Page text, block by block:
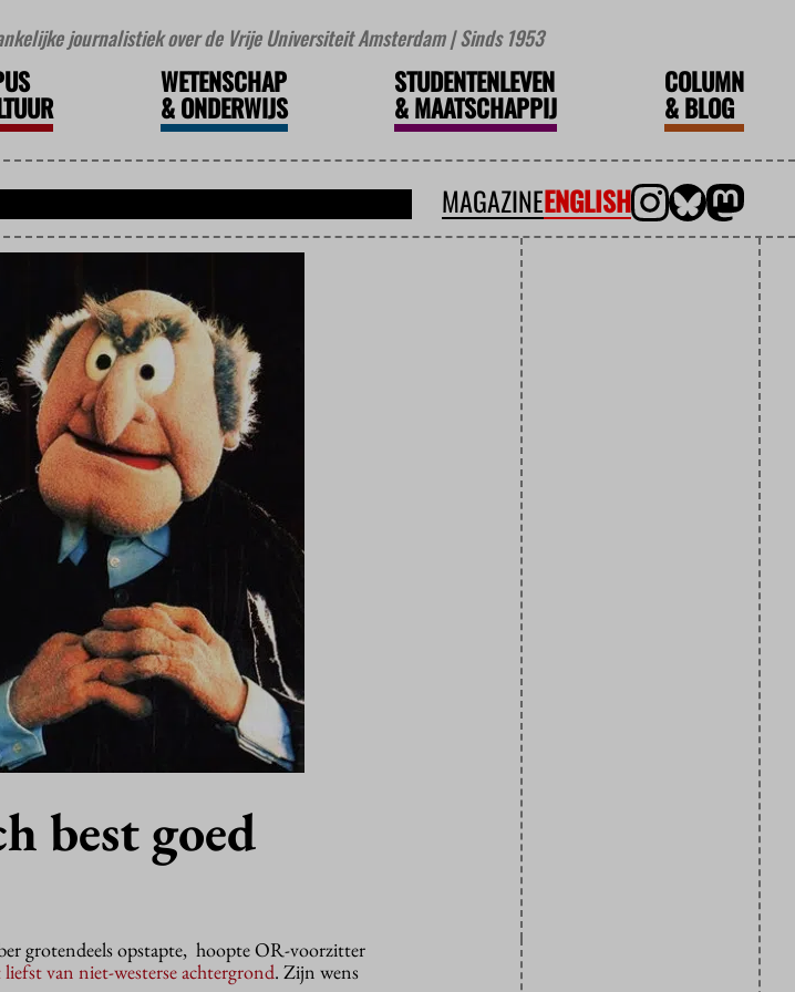
journalistiek over de Vrije Universiteit Amsterdam | Sinds 1953
WETENSCHAP
&ONDERWIJS
STUDENTENLEVEN
&MAATSCHAPPIJ
COLUMN
&BLOG
MAGAZINEENGLISH
best goed
grotendeels opstapte, hoopte OR-voorzitter
van niet-westerse achtergrond. Zijn wens